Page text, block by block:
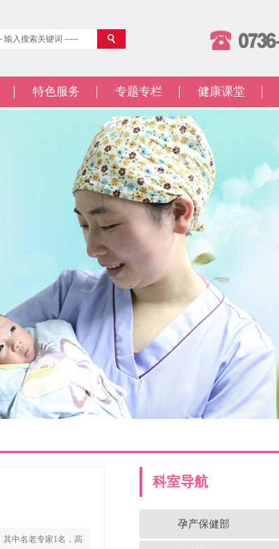
特色服务 专题专栏 健康课堂
中名老专家1名，高
科室导航
孕产保健部